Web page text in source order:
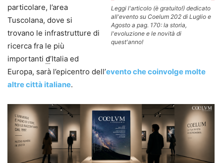
Leggi l'articolo (è gratuito!) dedicato
all'evento su Coelum 202 di Luglio e
Agosto a pag. 170: la storia,
l'evoluzione e le novità di
quest'anno!
particolare, l’area
Tuscolana, dove si
trovano le infrastrutture di
ricerca fra le più
importanti d’Italia ed
Europa, sarà l’epicentro dell’evento che coinvolge molte
altre città italiane.